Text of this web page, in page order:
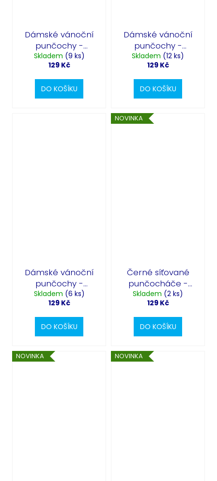
Dámské vánoční
punčochy -
vánoční
stromeček
Skladem (9 ks)
129 Kč
DO KOŠÍKU
Dámské vánoční
punčochy -
Gingerbread
Skladem (12 ks)
129 Kč
DO KOŠÍKU
Dámské vánoční
punčochy -
vzorované
Skladem (6 ks)
129 Kč
DO KOŠÍKU
NOVINKA
Černé síťované
punčocháče -
kříže
Skladem (2 ks)
129 Kč
DO KOŠÍKU
NOVINKA NOVINKA